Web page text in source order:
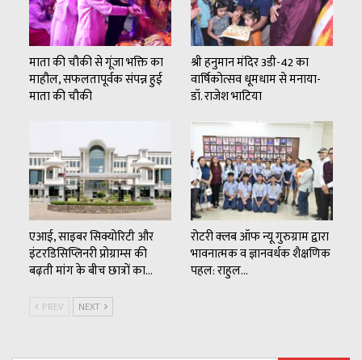
माता की चौकी से गूंजा भक्ति का
माहौल, सफलतापूर्वक संपन्न हुई
माता की चौकी
श्री हनुमान मंदिर 3डी-42 का
वार्षिकोत्सव धूमधाम से मनाया-
डॉ. राजेश भाटिया
एआई, साइबर सिक्योरिटी और
इंटरडिसिप्लिनरी प्रोग्राम्स की
बढ़ती मांग के बीच छात्रों का…
रोटरी क्लब ऑफ न्यू गुरुग्राम द्वारा
भावनात्मक व ज्ञानवर्धक शैक्षणिक
पहल: राहुल…
PREV NEXT